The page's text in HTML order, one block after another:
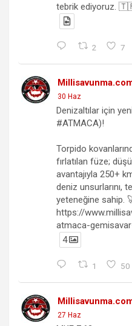
tebrik ediyoruz.
2 7
30 Haz
Denizaltılar için
#ATMACA)!
Torpido
fırlatılan füze;
avantajıyla 250+
deniz unsurlarını,
yeteneğine sahip.
https://
atmaca-
4
1 50
27 Haz